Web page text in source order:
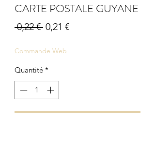
CARTE POSTALE GUYANE
0,22 € Prix
0,21 €Prix
Commande Web
Quantité *